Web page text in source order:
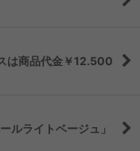
は商品代金￥12.500
ルライトベージュ」